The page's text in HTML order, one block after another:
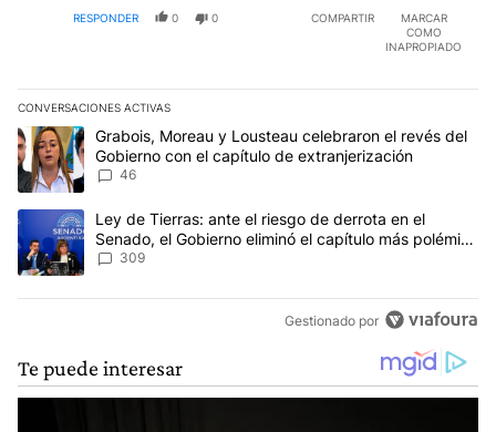
RESPONDER 0 0 COMPARTIR
MARCAR
COMO
INAPROPIADO
CONVERSACIONES ACTIVAS
Este listado muestra los artículos con más comentarios en los
Un artículo de tendencia con el título "Grabois, Moreau y
Grabois, Moreau y Lousteau celebraron el revés del
Gobierno con el capítulo de extranjerización
46
Un artículo de tendencia con el título "Ley de Tierras: ante el
Ley de Tierras: ante el riesgo de derrota en el
Senado, el Gobierno eliminó el capítulo más polémico
del proyecto
309
Gestionado por